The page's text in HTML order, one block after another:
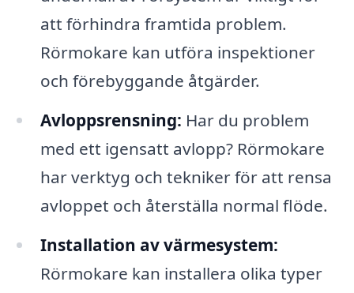
att förhindra framtida problem.
Rörmokare kan utföra inspektioner
och förebyggande åtgärder.
Avloppsrensning: Har du problem
med ett igensatt avlopp? Rörmokare
har verktyg och tekniker för att rensa
avloppet och återställa normal flöde.
Installation av värmesystem:
Rörmokare kan installera olika typer